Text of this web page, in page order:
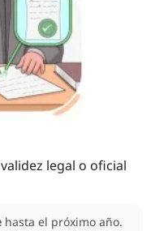
legal o oficial
hasta el próximo año.